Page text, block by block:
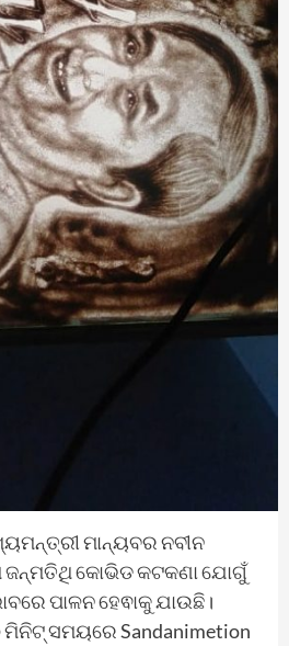
ମାନ୍ୟବର ନବୀନ
ଜନ୍ମତିଥି କୋଭିଡ କଟକଣା ଯୋଗୁଁ
ପାଳନ ହେଵାକୁ ଯାଉଛି।
ସମୟରେ Sandanimetion